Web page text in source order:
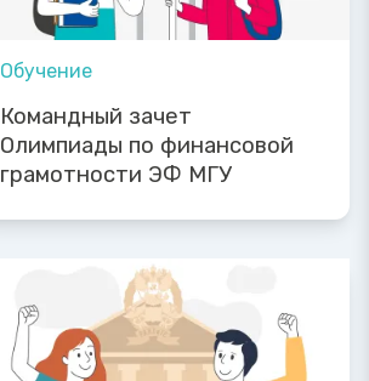
Обучение
Командный зачет
Олимпиады по финансовой
грамотности ЭФ МГУ